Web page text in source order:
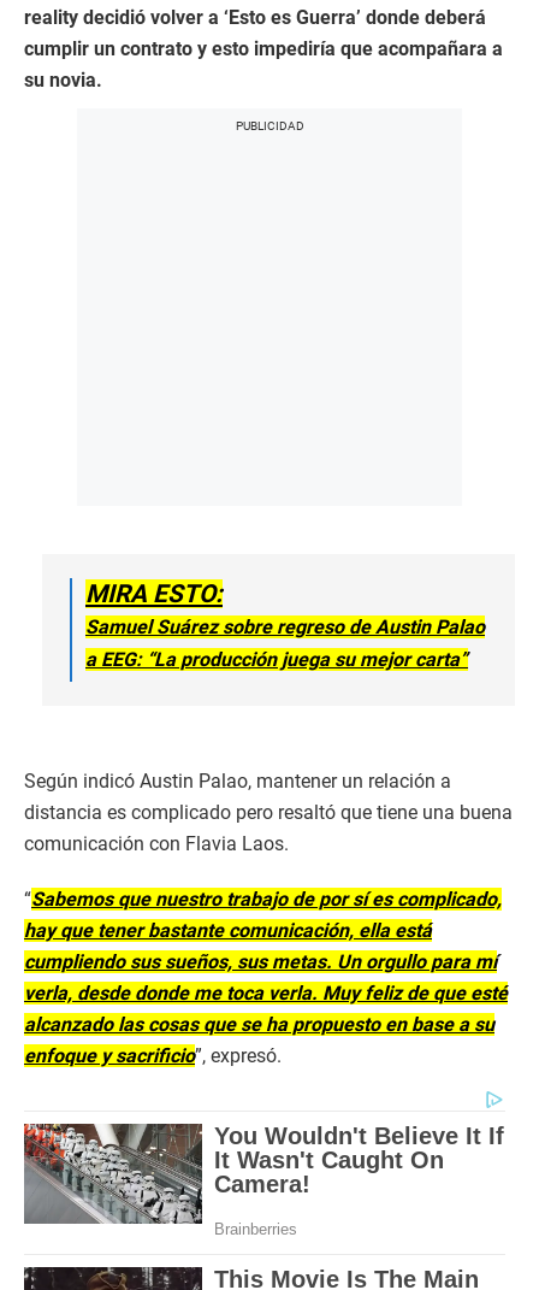
reality decidió volver a ‘Esto es Guerra’ donde deberá
cumplir un contrato y esto impediría que acompañara a
su novia.
MIRA ESTO:
Samuel Suárez sobre regreso de Austin Palao
a EEG: “La producción juega su mejor carta”
Según indicó Austin Palao, mantener un relación a
distancia es complicado pero resaltó que tiene una buena
comunicación con Flavia Laos.
“Sabemos que nuestro trabajo de por sí es complicado,
hay que tener bastante comunicación, ella está
cumpliendo sus sueños, sus metas. Un orgullo para mí
verla, desde donde me toca verla. Muy feliz de que esté
alcanzado las cosas que se ha propuesto en base a su
enfoque y sacrificio”, expresó.